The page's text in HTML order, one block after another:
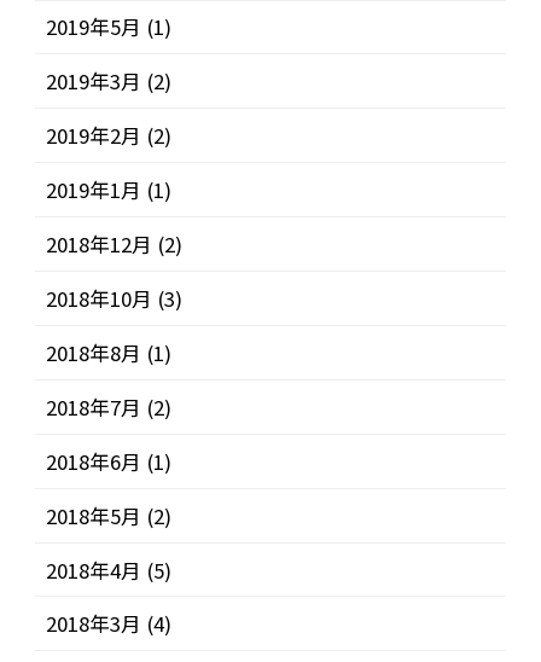
2019年5月 (1)
2019年3月 (2)
2019年2月 (2)
2019年1月 (1)
2018年12月 (2)
2018年10月 (3)
2018年8月 (1)
2018年7月 (2)
2018年6月 (1)
2018年5月 (2)
2018年4月 (5)
2018年3月 (4)